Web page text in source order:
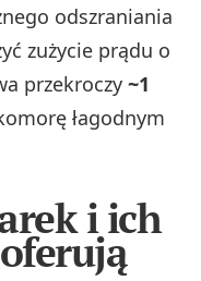
odszraniania
zużycie prądu o
przekroczy~1
łagodnym
i ich